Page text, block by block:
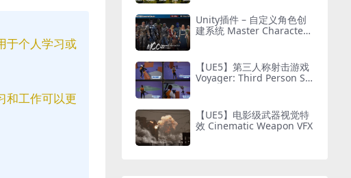
于个人学习或
和工作可以更
Unity插件 – 自定义角色创
建系统 Master Character
【UE5】第三人称射击游戏
Voyager: Third Person Sh
【UE5】电影级武器视觉特
效 Cinematic Weapon VFX